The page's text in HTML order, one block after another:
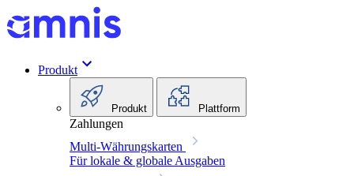
Produkt
Produkt Plattform
Zahlungen
Multi-Währungskarten
Für lokale & globale Ausgaben